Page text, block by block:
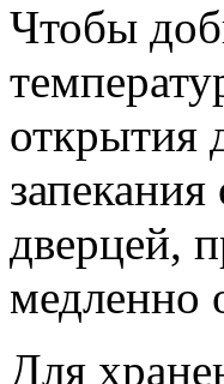
Чтобы
открытия
дверцей,
медленно
Для